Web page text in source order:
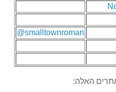
@smalltownroman
האלה: